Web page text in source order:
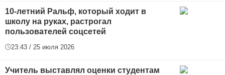
10-летний Ральф, который ходит в
школу на руках, растрогал
пользователей соцсетей
23:43 / 25 июля 2026
Учитель выставлял оценки студентам